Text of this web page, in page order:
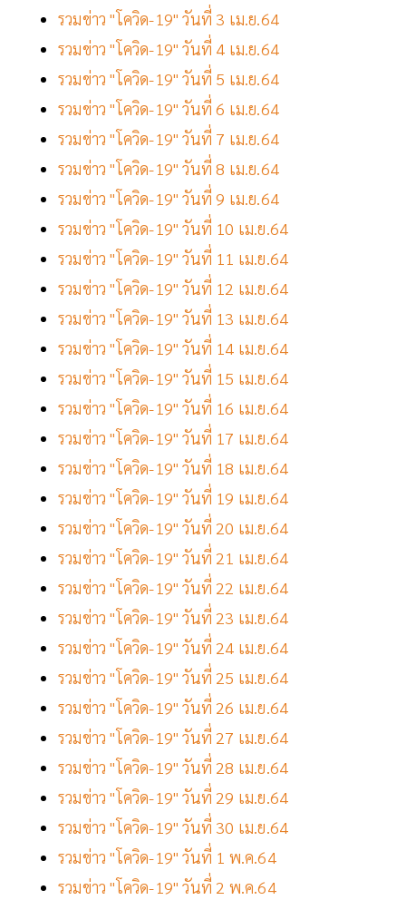
รวมข่าว "โควิด-19" วันที่ 3 เม.ย.64
รวมข่าว "โควิด-19" วันที่ 4 เม.ย.64
รวมข่าว "โควิด-19" วันที่ 5 เม.ย.64
รวมข่าว "โควิด-19" วันที่ 6 เม.ย.64
รวมข่าว "โควิด-19" วันที่ 7 เม.ย.64
รวมข่าว "โควิด-19" วันที่ 8 เม.ย.64
รวมข่าว "โควิด-19" วันที่ 9 เม.ย.64
รวมข่าว "โควิด-19" วันที่ 10 เม.ย.64
รวมข่าว "โควิด-19" วันที่ 11 เม.ย.64
รวมข่าว "โควิด-19" วันที่ 12 เม.ย.64
รวมข่าว "โควิด-19" วันที่ 13 เม.ย.64
รวมข่าว "โควิด-19" วันที่ 14 เม.ย.64
รวมข่าว "โควิด-19" วันที่ 15 เม.ย.64
รวมข่าว "โควิด-19" วันที่ 16 เม.ย.64
รวมข่าว "โควิด-19" วันที่ 17 เม.ย.64
รวมข่าว "โควิด-19" วันที่ 18 เม.ย.64
รวมข่าว "โควิด-19" วันที่ 19 เม.ย.64
รวมข่าว "โควิด-19" วันที่ 20 เม.ย.64
รวมข่าว "โควิด-19" วันที่ 21 เม.ย.64
รวมข่าว "โควิด-19" วันที่ 22 เม.ย.64
รวมข่าว "โควิด-19" วันที่ 23 เม.ย.64
รวมข่าว "โควิด-19" วันที่ 24 เม.ย.64
รวมข่าว "โควิด-19" วันที่ 25 เม.ย.64
รวมข่าว "โควิด-19" วันที่ 26 เม.ย.64
รวมข่าว "โควิด-19" วันที่ 27 เม.ย.64
รวมข่าว "โควิด-19" วันที่ 28 เม.ย.64
รวมข่าว "โควิด-19" วันที่ 29 เม.ย.64
รวมข่าว "โควิด-19" วันที่ 30 เม.ย.64
รวมข่าว "โควิด-19" วันที่ 1 พ.ค.64
รวมข่าว "โควิด-19" วันที่ 2 พ.ค.64